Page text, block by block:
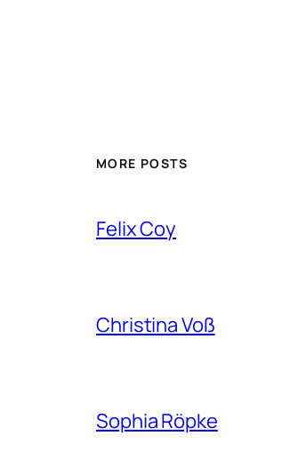
MORE POSTS
Felix Coy
Christina Voß
Sophia Röpke